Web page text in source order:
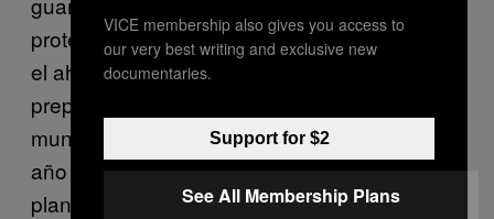
protegerse frente a la sequía del verano. Así
el ahorro está orientado hacia el futuro, para
prepararse para lo que viene. En nuestro
mundo, sabemos que la Navidad viene cada
año y hay que comprar regalos: una buena
planeación puede evitar angustias cuando se
VICE membership also gives you access to
our very best writing and exclusive new
documentaries.
Support for $2
See All Membership Plans